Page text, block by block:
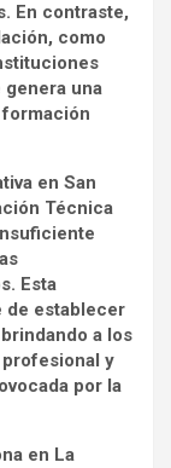
En contraste,
como
genera una
en San
Técnica
Esta
de establecer
a los
y
por la
en La